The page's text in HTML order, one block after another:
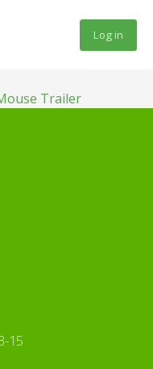
Log in
Trailer
15